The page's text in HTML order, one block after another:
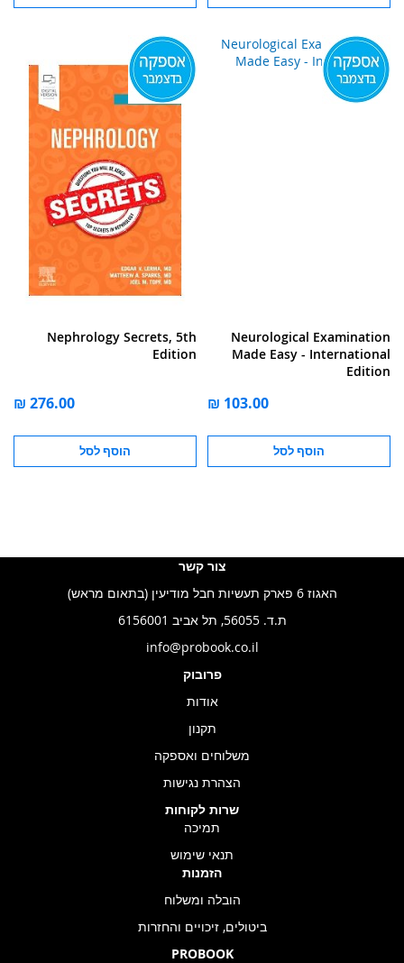
Neurological Examination
Made Easy - International
Edition
הוסף לסל
Nephrology Secrets, 5th
Edition
הוסף לסל
צור קשר
האגוז 6 פארק תעשיות חבל מודיעין (בתאום מראש)
ת.ד. 56055, תל אביב 6156001
info@probook.co.il
פרובוק
אודות
תקנון
משלוחים ואספקה
הצהרת נגישות
שרות לקוחות
תמיכה
תנאי שימוש
הזמנות
הובלה ומשלוח
ביטולים, זיכויים והחזרות
PROBOOK